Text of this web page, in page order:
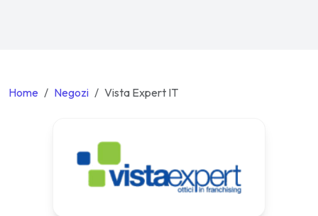
Home Negozi Vista Expert IT